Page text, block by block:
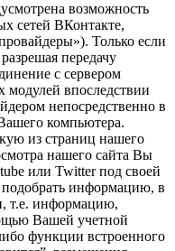
возможность
сетей ВКонтакте,
Только если
передачу
с сервером
впоследствии
непосредственно в
компьютера.
из страниц нашего
нашего сайта Вы
или Twitter под своей
информацию, в
т.е. информацию,
Вашей учетной
функции встроенного